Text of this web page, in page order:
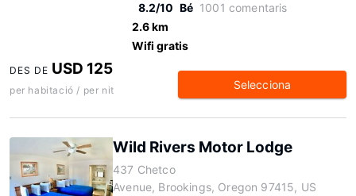
8.2/10 Bé 1001 comentaris
2.6 km
Wifi gratis
DES DE USD 125
per habitació / per nit Selecciona
Wild Rivers Motor Lodge
437 Chetco
Avenue, Brookings, Oregon 97415, US